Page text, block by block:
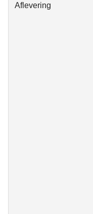
Aflevering